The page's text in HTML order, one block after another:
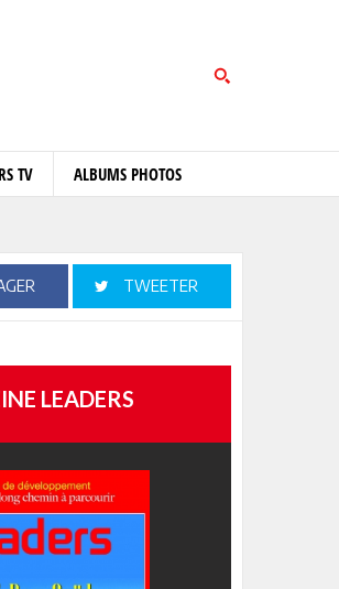
TV ALBUMS PHOTOS
TWEETER
LEADERS